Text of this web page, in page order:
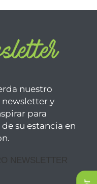
nuestro
newsletter y
para
su estancia en
NEWSLETTER